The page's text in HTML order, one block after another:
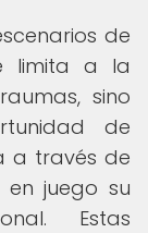
de
limita a la
sino
de
a través de
en juego su
Estas